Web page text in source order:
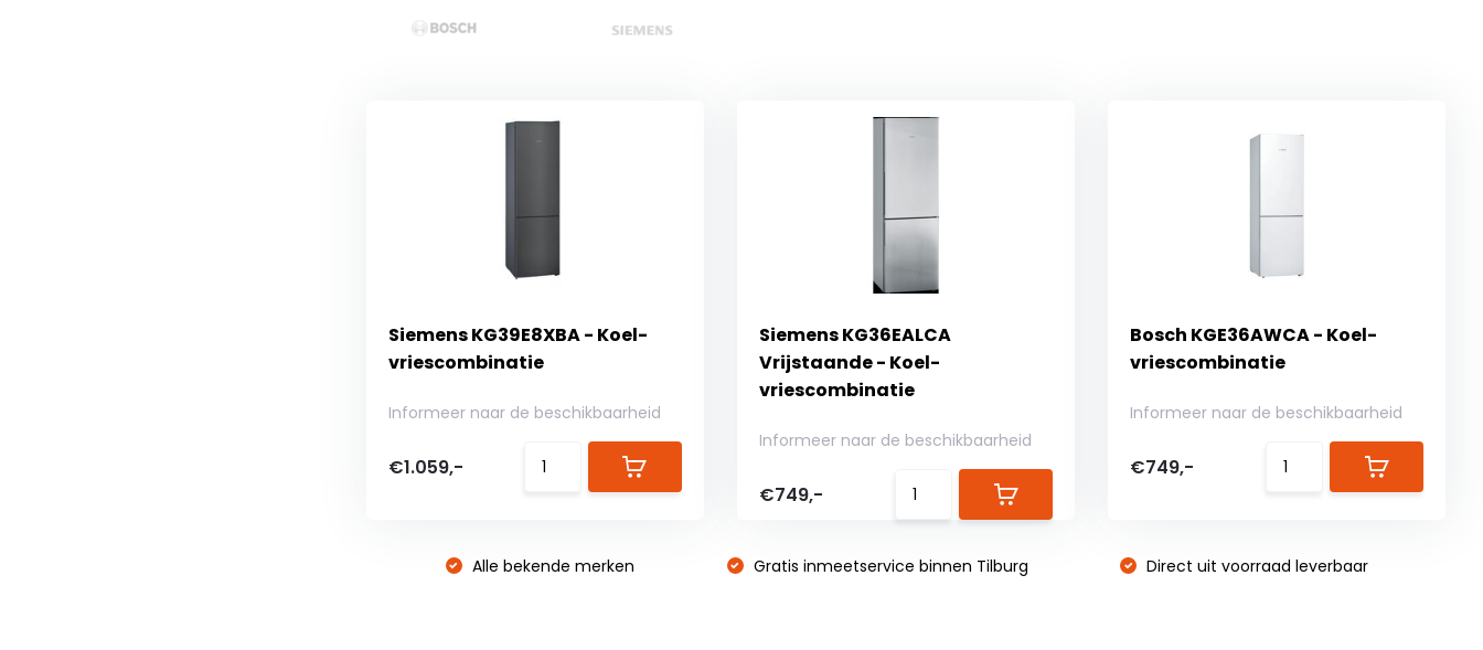
Siemens KG39E8XBA - Koel-
vriescombinatie
Informeer naar de beschikbaarheid
€1.059,-
Siemens KG36EALCA
Vrijstaande - Koel-
vriescombinatie
Informeer naar de beschikbaarheid
€749,-
Bosch KGE36AWCA - Koel-
vriescombinatie
Informeer naar de beschikbaarheid
€749,-
Alle bekende merken Gratis inmeetservice binnen Tilburg Direct uit voorraad leverbaar